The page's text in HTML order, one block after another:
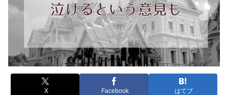
X Facebook はてブ